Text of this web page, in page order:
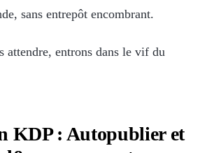
sans entrepôt encombrant.
attendre, entrons dans le vif du
KDP : Autopublier et